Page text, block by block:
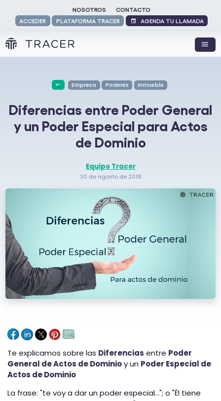
NOSOTROS
CONTACTO
ACCEDER
PLATAFORMA TRACER AGENDA TU LLAMADA
Empresa Poderes Inmueble
Diferencias entre Poder General
y un Poder Especial para Actos
de Dominio
Equipo Tracer
30 de agosto de 2018
Te explicamos sobre las Diferencias entre Poder
General de Actos de Dominioy un Poder Especial de
Actos de Dominio
La frase: "te voy a dar un poder especial..."; o "Él tiene